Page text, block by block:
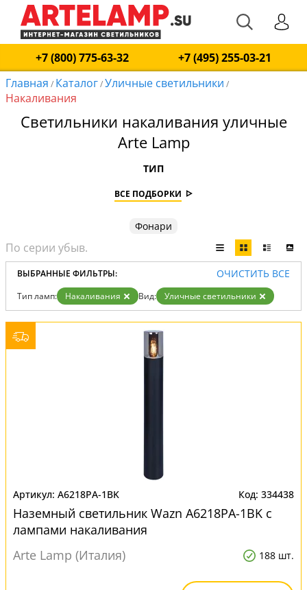
+7 (800) 775-63-32
+7 (495) 255-03-21
Главная / Каталог/Уличные светильники /
Накаливания
Светильники накаливания уличные
Arte Lamp
ТИП
ВСЕ ПОДБОРКИ
Фонари
ВЫБРАННЫЕ ФИЛЬТРЫ: ОЧИСТИТЬ ВСЕ
Тип ламп: Накаливания Вид: Уличные светильники
A6218PA-1BK 334438
Наземный светильник Wazn A6218PA-1BK с
лампами накаливания
Arte Lamp (Италия)
188 шт.